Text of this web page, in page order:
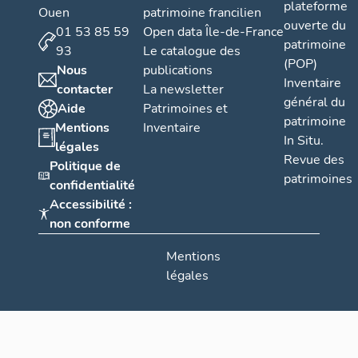
Ouen
01 53 85 59
93
Nous
contacter
Aide
Mentions
légales
Politique de
confidentialité
Accessibilité :
non conforme
patrimoine francilien
Open data Île-de-France
Le catalogue des
publications
La newsletter
Patrimoines et
Inventaire
plateforme
ouverte du
patrimoine
(POP)
Inventaire
général du
patrimoine
In Situ.
Revue des
patrimoines
Mentions
légales